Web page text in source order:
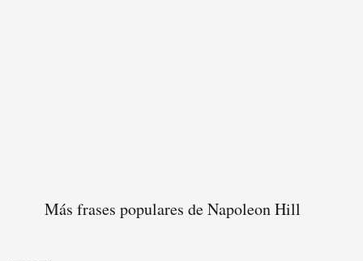
Más frases populares de Napoleon Hill